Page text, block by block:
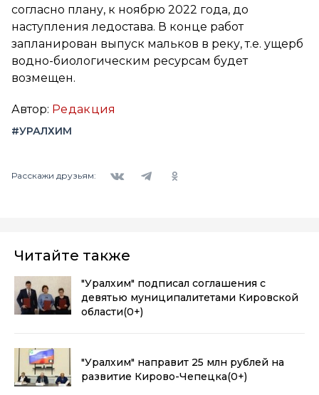
согласно плану, к ноябрю 2022 года, до
наступления ледостава. В конце работ
запланирован выпуск мальков в реку, т.е. ущерб
водно-биологическим ресурсам будет
возмещен.
Автор: Редакция
#УРАЛХИМ
Расскажи друзьям:
Читайте также
"Уралхим" подписал соглашения с
девятью муниципалитетами Кировской
области(0+)
"Уралхим" направит 25 млн рублей на
развитие Кирово-Чепецка(0+)